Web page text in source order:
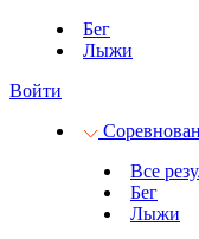
Бег
Лыжи
Войти
Все
Бег
Лыжи